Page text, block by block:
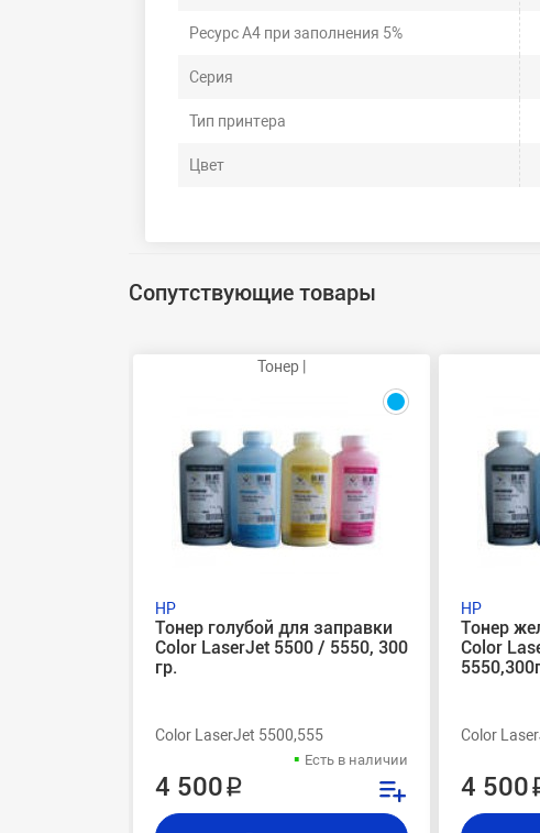
Ресурс А4 при заполнения 5%
Серия
Тип принтера
Цвет
Сопутствующие товары
Тонер |
HP
Тонер голубой для заправки
Color LaserJet 5500 / 5550, 300
гр.
Color LaserJet 5500,555
Есть в наличии
4 500 ₽
HP
Тонер
Color
Color
4 500